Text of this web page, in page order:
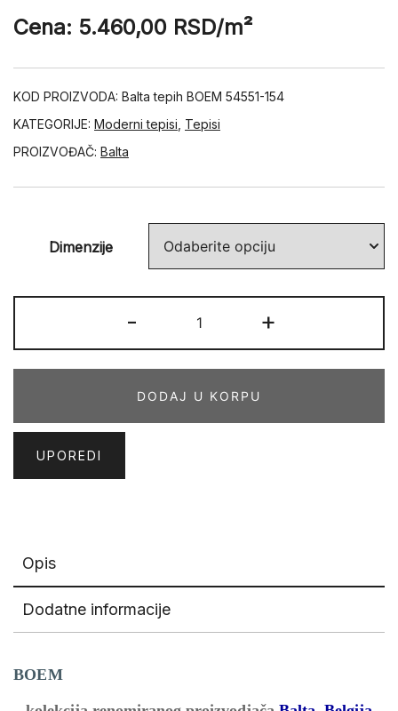
Cena: 5.460,00 RSD/m²
KOD PROIZVODA: Balta tepih BOEM 54551-154
KATEGORIJE: Moderni tepisi Tepisi
PROIZVOĐAČ: Balta
Dimenzije
-
54551-
154
+
DODAJ U KORPU
UPOREDI
Opis
Dodatne informacije
BOEM